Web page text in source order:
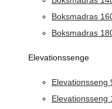
Boksmadras
Boksmadras
Elevationssenge
Elevationsseng
Elevationsseng